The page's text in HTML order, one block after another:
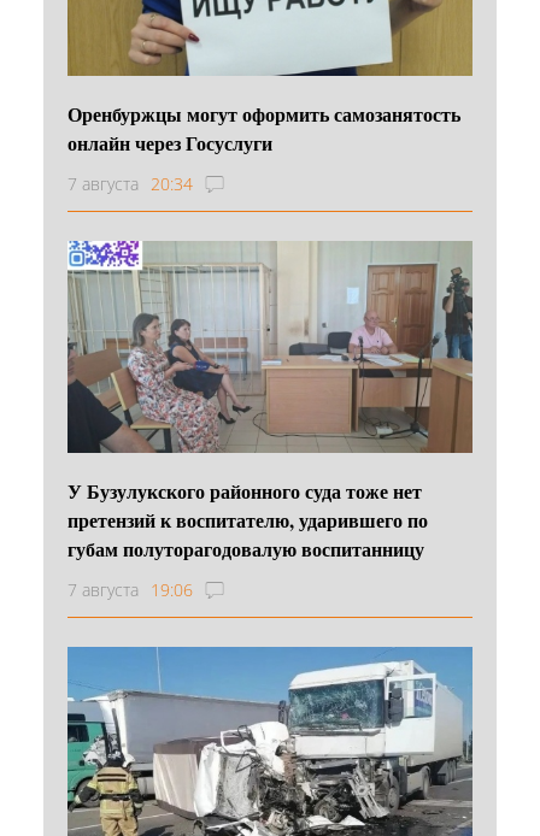
Оренбуржцы могут оформить самозанятость
онлайн через Госуслуги
7 августа 20:34
У Бузулукского районного суда тоже нет
претензий к воспитателю, ударившего по
губам полуторагодовалую воспитанницу
7 августа 19:06